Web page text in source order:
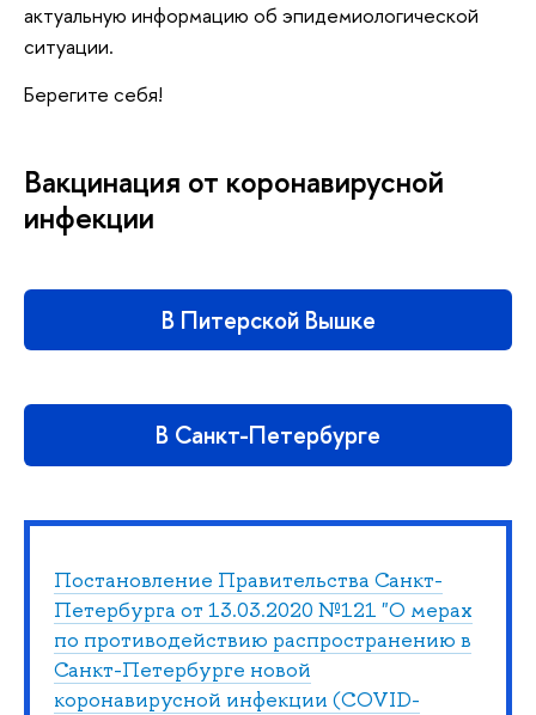
актуальную информацию об эпидемиологической
ситуации.
Берегите себя!
Вакцинация от коронавирусной
инфекции
В Питерской Вышке
В Санкт-Петербурге
Постановление Правительства Санкт-
Петербурга от 13.03.2020 №121 "О мерах
по противодействию распространению в
Санкт-Петербурге новой
коронавирусной инфекции (COVID-